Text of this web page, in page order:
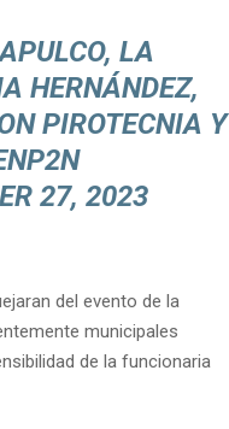
, LA
HERNÁNDEZ,
PIROTECNIA Y
27, 2023
del evento de la
municipales
de la funcionaria